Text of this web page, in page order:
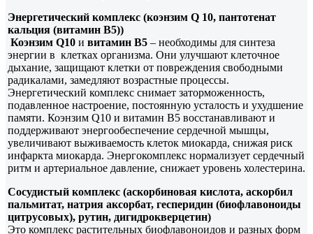
Энергетический комплекс (коэнзим Q 10, пантотенат
кальция (витамин В5))
Коэнзим Q10 и витамин В5 – необходимы для синтеза
энергии в клетках организма. Они улучшают клеточное
дыхание, защищают клетки от повреждения свободными
радикалами, замедляют возрастные процессы.
Энергетический комплекс снимает заторможенность,
подавленное настроение, постоянную усталость и ухудшение
памяти. Коэнзим Q10 и витамин В5 восстанавливают и
поддерживают энергообеспечение сердечной мышцы,
увеличивают выживаемость клеток миокарда, снижая риск
инфаркта миокарда. Энергокомплекс нормализует сердечный
ритм и артериальное давление, снижает уровень холестерина.
Сосудистый комплекс (аскорбиновая кислота, аскорбил
пальмитат, натрия аксорбат, гесперидин (биофлавоноиды
цитрусовых), рутин, дигидрокверцетин)
Это комплекс растительных биофлавоноидов и разных форм